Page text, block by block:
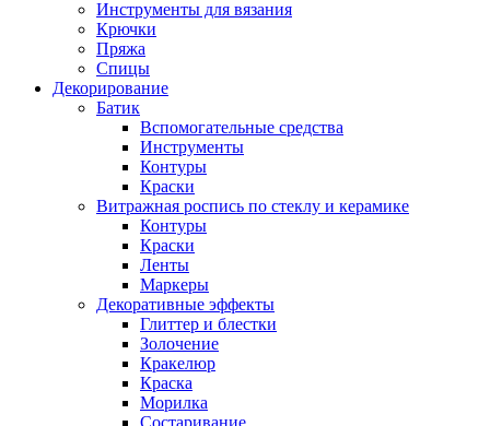
Инструменты для вязания
Крючки
Пряжа
Спицы
Декорирование
Батик
Вспомогательные средства
Инструменты
Контуры
Краски
Витражная роспись по стеклу и керамике
Контуры
Краски
Ленты
Маркеры
Декоративные эффекты
Глиттер и блестки
Золочение
Кракелюр
Краска
Морилка
Состаривание